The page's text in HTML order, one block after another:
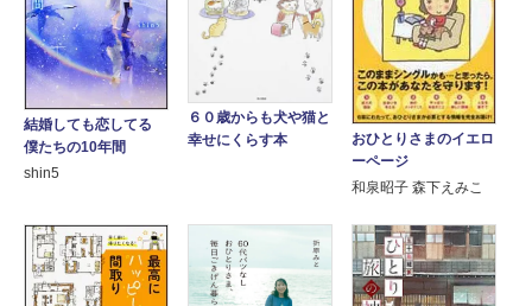
結婚しても恋してる
僕たちの10年間
shin5
６０歳からも犬や猫と
幸せにくらす本
おひとりさまのイエロ
ーページ
和泉昭子 森下えみこ